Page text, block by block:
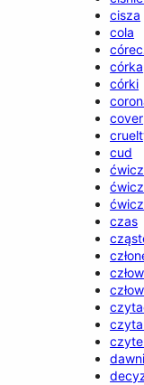
cisza
cola
córka
córki
cover
cud
czas